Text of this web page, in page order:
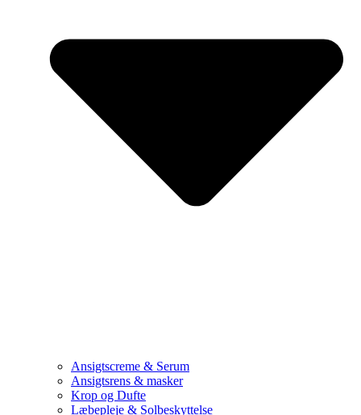
Ansigtscreme & Serum
Ansigtsrens & masker
Krop og Dufte
Læbepleje & Solbeskyttelse